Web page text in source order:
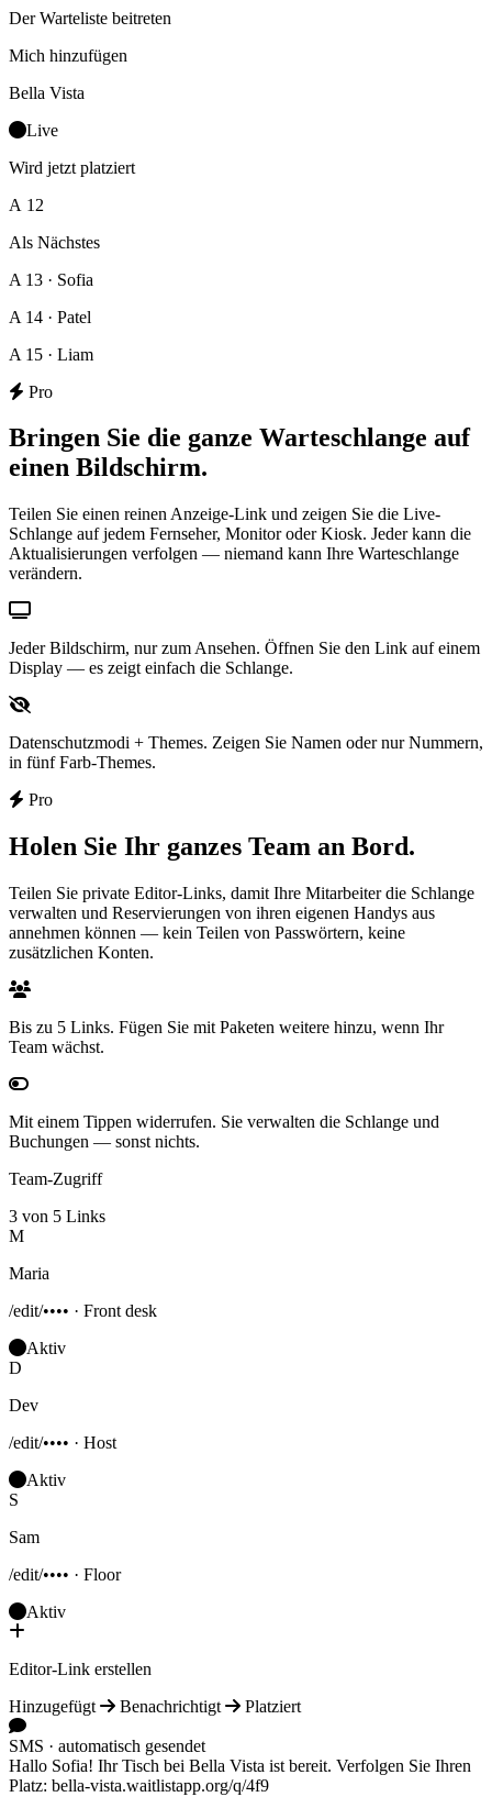
Der Warteliste beitreten
Mich hinzufügen
Bella Vista
Live
Wird jetzt platziert
A 12
Als Nächstes
A 13 · Sofia
A 14 · Patel
A 15 · Liam
Pro
Bringen Sie die ganze Warteschlange auf
einen Bildschirm.
Teilen Sie einen reinen Anzeige-Link und zeigen Sie die Live-
Schlange auf jedem Fernseher, Monitor oder Kiosk. Jeder kann die
Aktualisierungen verfolgen — niemand kann Ihre Warteschlange
verändern.
Jeder Bildschirm, nur zum Ansehen. Öffnen Sie den Link auf einem
Display — es zeigt einfach die Schlange.
Datenschutzmodi + Themes. Zeigen Sie Namen oder nur Nummern,
in fünf Farb-Themes.
Pro
Holen Sie Ihr ganzes Team an Bord.
Teilen Sie private Editor-Links, damit Ihre Mitarbeiter die Schlange
verwalten und Reservierungen von ihren eigenen Handys aus
annehmen können — kein Teilen von Passwörtern, keine
zusätzlichen Konten.
Bis zu 5 Links. Fügen Sie mit Paketen weitere hinzu, wenn Ihr
Team wächst.
Mit einem Tippen widerrufen. Sie verwalten die Schlange und
Buchungen — sonst nichts.
Team-Zugriff
3 von 5 Links
M
Maria
/edit/•••• · Front desk
Aktiv
D
Dev
/edit/•••• · Host
Aktiv
S
Sam
/edit/•••• · Floor
Aktiv
Editor-Link erstellen
Hinzugefügt
Benachrichtigt Platziert
SMS · automatisch gesendet
Hallo Sofia! Ihr Tisch bei Bella Vista ist bereit. Verfolgen Sie Ihren
Platz: bella-vista.waitlistapp.org/q/4f9